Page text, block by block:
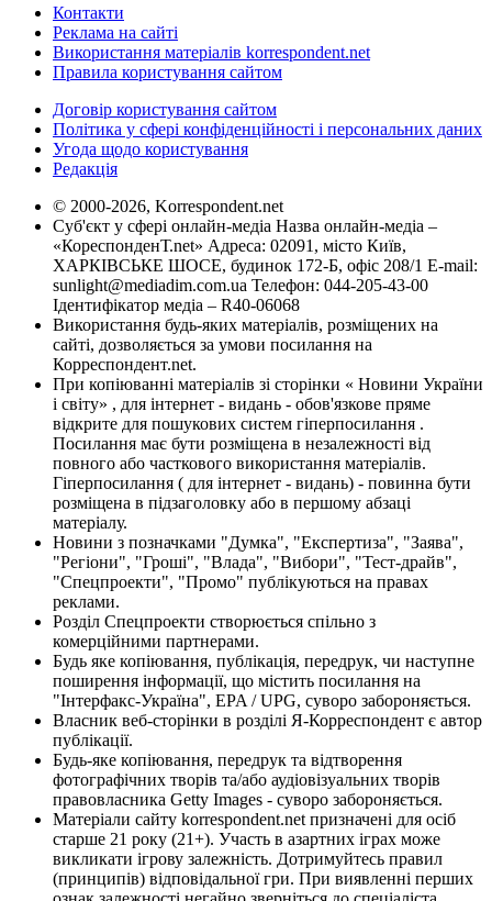
Контакти
Реклама на сайті
Використання матеріалів korrespondent.net
Правила користування сайтом
Договір користування сайтом
Політика у сфері конфіденційності і персональних даних
Угода щодо користування
Редакція
© 2000-2026, Korrespondent.net
Суб'єкт у сфері онлайн-медіа Назва онлайн-медіа –
«КореспонденТ.net» Адреса: 02091, місто Київ,
ХАРКІВСЬКЕ ШОСЕ, будинок 172-Б, офіс 208/1 E-mail:
sunlight@mediadim.com.ua Телефон: 044-205-43-00
Ідентифікатор медіа – R40-06068
Використання будь-яких матеріалів, розміщених на
сайті, дозволяється за умови посилання на
Корреспондент.net.
При копіюванні матеріалів зі сторінки « Новини України
і світу» , для інтернет - видань - обов'язкове пряме
відкрите для пошукових систем гіперпосилання .
Посилання має бути розміщена в незалежності від
повного або часткового використання матеріалів.
Гіперпосилання ( для інтернет - видань) - повинна бути
розміщена в підзаголовку або в першому абзаці
матеріалу.
Новини з позначками "Думка", "Експертиза", "Заява",
"Регіони", "Гроші", "Влада", "Вибори", "Тест-драйв",
"Спецпроекти", "Промо" публікуються на правах
реклами.
Розділ Спецпроекти створюється спільно з
комерційними партнерами.
Будь яке копіювання, публікація, передрук, чи наступне
поширення інформації, що містить посилання на
"Інтерфакс-Україна", EPA / UPG, суворо забороняється.
Власник веб-сторінки в розділі Я-Корреспондент є автор
публікації.
Будь-яке копіювання, передрук та відтворення
фотографічних творів та/або аудіовізуальних творів
правовласника Getty Images - суворо забороняється.
Матеріали сайту korrespondent.net призначені для осіб
старше 21 року (21+). Участь в азартних іграх може
викликати ігрову залежність. Дотримуйтесь правил
(принципів) відповідальної гри. При виявленні перших